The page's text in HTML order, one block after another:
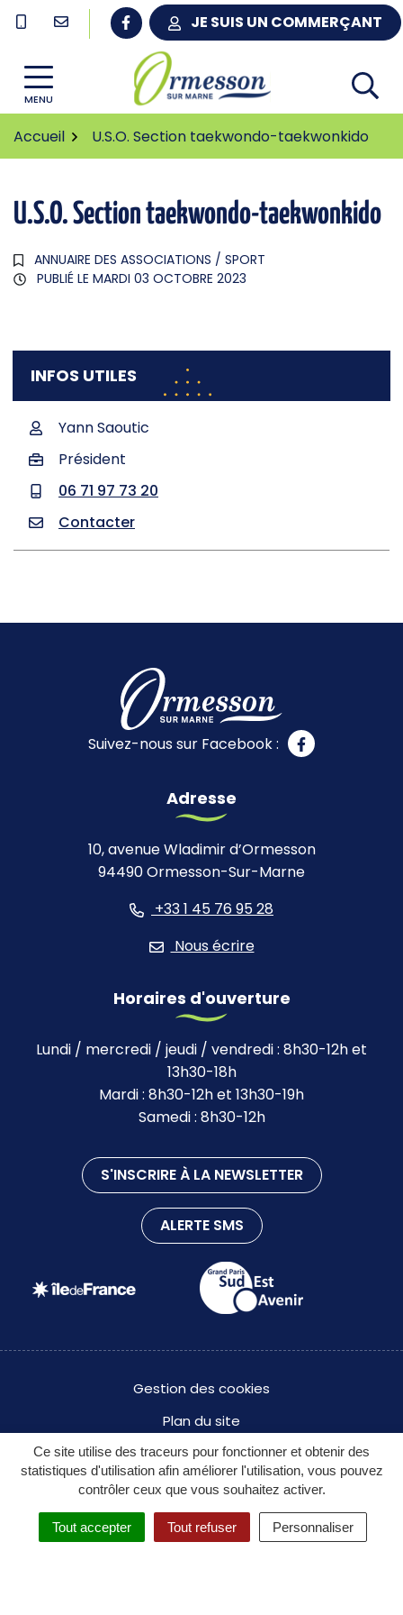
Gestion des traceurs
Ce site utilise des traceurs pour fonctionner et obtenir des
statistiques d'utilisation afin améliorer l'utilisation, vous pouvez
contrôler ceux que vous souhaitez activer.
Tout accepter Tout refuser Personnaliser
Aller
JE SUIS UN COMMERÇANT
MENU
Accueil U.S.O. Section taekwondo-taekwonkido
U.S.O. Section taekwondo-taekwonkido
ANNUAIRE DES ASSOCIATIONS / SPORT
PUBLIÉ LE MARDI 03 OCTOBRE 2023
INFOS UTILES
Yann Saoutic
Président
06 71 97 73 20
Contacter
Suivez-nous sur Facebook :
Adresse
10, avenue Wladimir d’Ormesson
94490 Ormesson-Sur-Marne
+33 1 45 76 95 28
Nous écrire
Horaires d'ouverture
Lundi / mercredi / jeudi / vendredi : 8h30-12h et
13h30-18h
Mardi : 8h30-12h et 13h30-19h
Samedi : 8h30-12h
S'INSCRIRE À LA NEWSLETTER
ALERTE SMS
Gestion des cookies
Plan du site
Mentions légales
Politique de confidentialité des données à caractère
Accessibilité : partiellement conforme